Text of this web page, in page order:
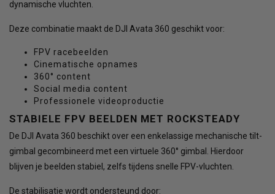
dynamische vluchten.
Deze combinatie maakt de DJI Avata 360 geschikt voor:
FPV racebeelden
Cinematische opnames
360° content
Social media content
Professionele videoproductie
STABIELE FPV BEELDEN MET ROCKSTEADY
De DJI Avata 360 beschikt over een enkelassige mechanische tilt-
gimbal gecombineerd met een virtuele 360° gimbal. Hierdoor
blijven je beelden stabiel, zelfs tijdens snelle FPV-vluchten.
De stabilisatie wordt ondersteund door: